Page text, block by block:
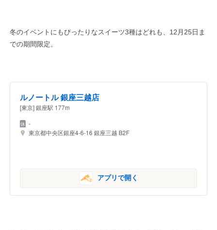
冬のイベントにもぴったりなスイーツ3種はどれも、12月25日ま
での期間限定。
ルノートル 銀座三越店
[東京] 銀座駅 177m
-
東京都中央区銀座4-6-16 銀座三越 B2F
アプリで開く